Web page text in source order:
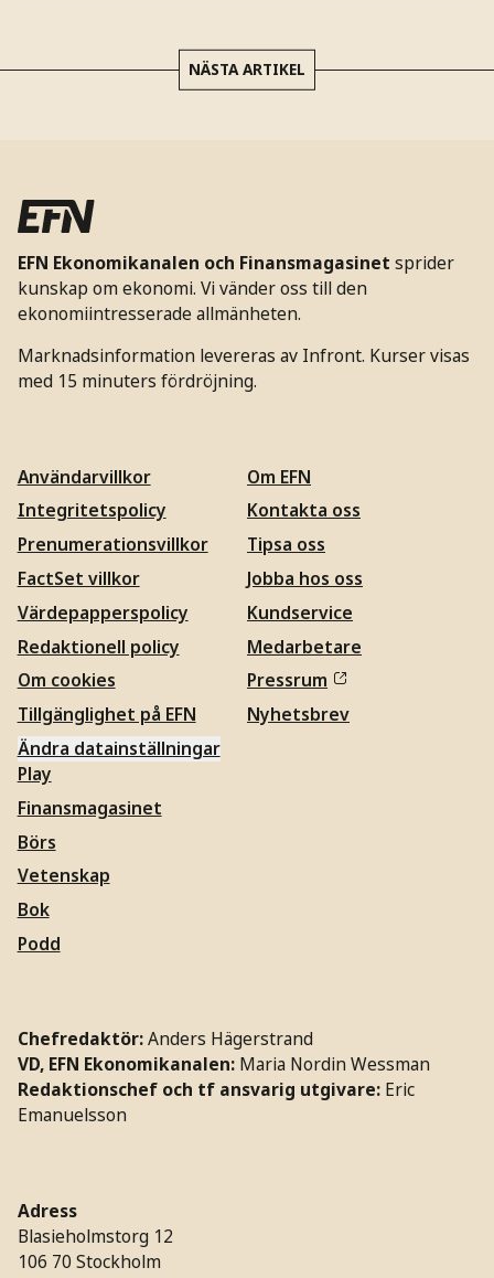
NÄSTA ARTIKEL
EFN Ekonomikanalen och Finansmagasinet sprider
kunskap om ekonomi. Vi vänder oss till den
ekonomiintresserade allmänheten.
Marknadsinformation levereras av Infront. Kurser visas
med 15 minuters fördröjning.
Användarvillkor
Integritetspolicy
Prenumerationsvillkor
FactSet villkor
Värdepapperspolicy
Redaktionell policy
Om cookies
Tillgänglighet på EFN
Ändra datainställningar
Om EFN
Kontakta oss
Tipsa oss
Jobba hos oss
Kundservice
Medarbetare
Pressrum
Nyhetsbrev
Play
Finansmagasinet
Börs
Vetenskap
Bok
Podd
Chefredaktör:Anders Hägerstrand
VD, EFN Ekonomikanalen: Maria Nordin Wessman
Redaktionschef och tf ansvarig utgivare: Eric
Emanuelsson
Adress
Blasieholmstorg 12
106 70 Stockholm